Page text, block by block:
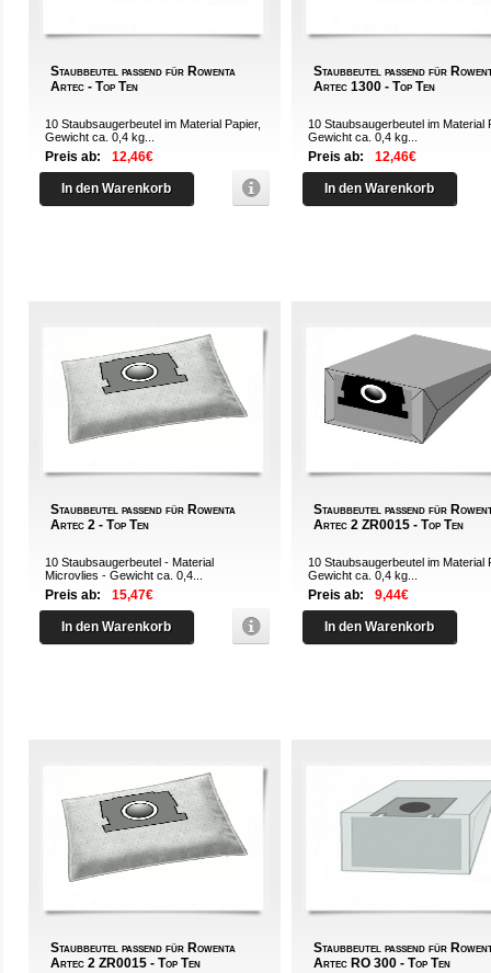
Staubbeutel passend für Rowenta
Artec - Top Ten
10 Staubsaugerbeutel im Material Papier,
Gewicht ca. 0,4 kg...
Preis ab: 12,46€
In den Warenkorb
Staubbeutel passend für
Artec 1300 - Top Ten
10 Staubsaugerbeutel im Material
Gewicht ca. 0,4 kg...
Preis ab: 12,46€
In den Warenkorb
Staubbeutel passend für Rowenta
Artec 2 - Top Ten
10 Staubsaugerbeutel - Material
Microvlies - Gewicht ca. 0,4...
Preis ab: 15,47€
In den Warenkorb
Staubbeutel passend für
Artec 2 ZR0015 - Top Ten
10 Staubsaugerbeutel im Material
Gewicht ca. 0,4 kg...
Preis ab: 9,44€
In den Warenkorb
Staubbeutel passend für Rowenta
Artec 2 ZR0015 - Top Ten
Staubbeutel passend für
Artec RO 300 - Top Ten